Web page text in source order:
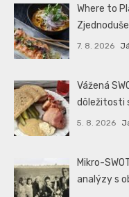
Where to
7. 8. 2026
Vážená
dôležitosti
5. 8. 2026
Mikro-
analýzy s